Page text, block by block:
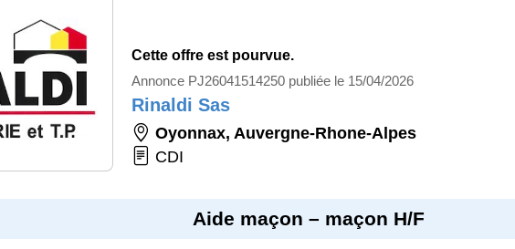
Cette offre est pourvue.
Annonce PJ26041514250 publiée le 15/04/2026
Rinaldi Sas
Oyonnax, Auvergne-Rhone-Alpes
CDI
Aide maçon – maçon H/F